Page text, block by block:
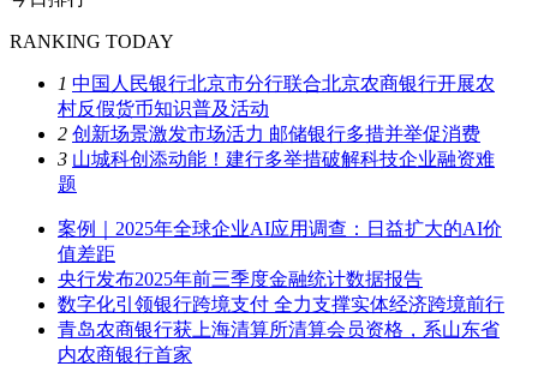
RANKING TODAY
1 中国人民银行北京市分行联合北京农商银行开展农
村反假货币知识普及活动
2 创新场景激发市场活力 邮储银行多措并举促消费
3 山城科创添动能！建行多举措破解科技企业融资难
题
案例｜2025年全球企业AI应用调查：日益扩大的AI价
值差距
央行发布2025年前三季度金融统计数据报告
数字化引领银行跨境支付 全力支撑实体经济跨境前行
青岛农商银行获上海清算所清算会员资格，系山东省
内农商银行首家